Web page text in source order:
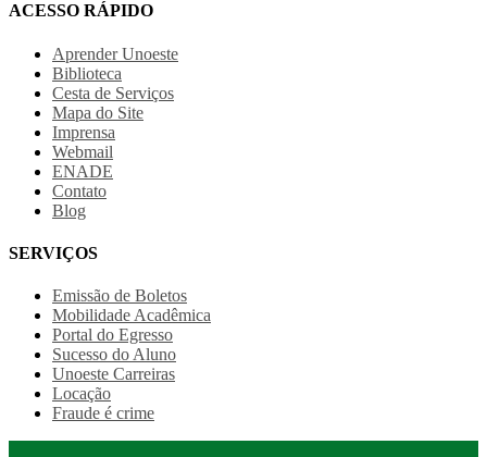
ACESSO RÁPIDO
Aprender Unoeste
Biblioteca
Cesta de Serviços
Mapa do Site
Imprensa
Webmail
ENADE
Contato
Blog
SERVIÇOS
Emissão de Boletos
Mobilidade Acadêmica
Portal do Egresso
Sucesso do Aluno
Unoeste Carreiras
Locação
Fraude é crime